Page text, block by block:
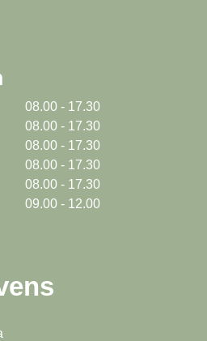
08.00 - 17.30
08.00 - 17.30
08.00 - 17.30
08.00 - 17.30
08.00 - 17.30
09.00 - 12.00